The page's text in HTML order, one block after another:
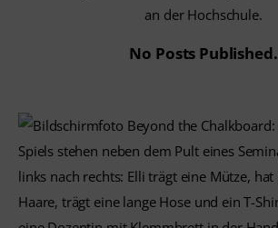
an der Hochschule.
No Posts Published.